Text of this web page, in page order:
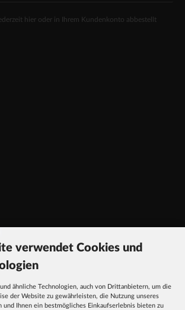
hier oder in Ihrem Kundenkonto abbestellt
verwendet Cookies und
ähnliche Technologien, auch von Drittanbietern, um die
der Website zu gewährleisten, die Nutzung unseres
und Ihnen ein bestmögliches Einkaufserlebnis bieten zu